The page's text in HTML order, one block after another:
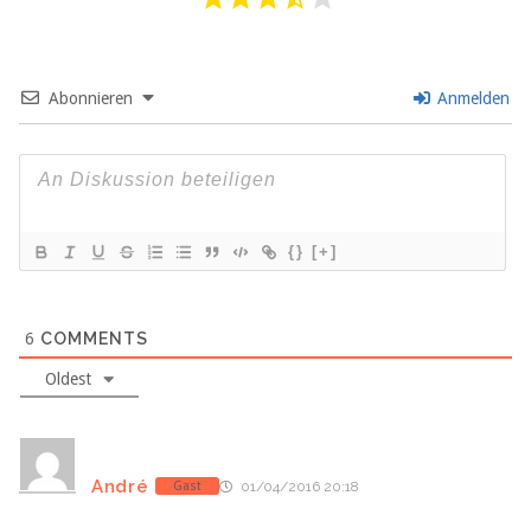
Abonnieren Anmelden
{} [+]
6 COMMENTS
Oldest
André Gast 01/04/2016 20:18